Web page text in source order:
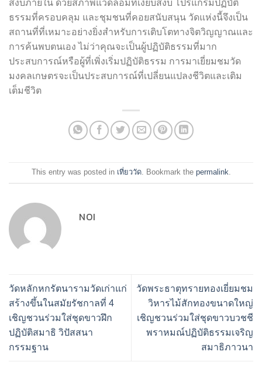
สงบภายใน ด้วยสภาพแวดล้อมที่เงียบสงบ โปรแกรมปฏิบัติ
ธรรมที่ครอบคลุม และชุมชนที่คอยสนับสนุน วัดแห่งนี้จึงเป็น
สถานที่ที่เหมาะอย่างยิ่งสำหรับการเติบโตทางจิตวิญญาณและ
การค้นพบตนเอง ไม่ว่าคุณจะเป็นผู้ปฏิบัติธรรมที่มาก
ประสบการณ์หรือผู้ที่เพิ่งเริ่มปฏิบัติธรรม การมาเยี่ยมชมวัด
มงคลเกษตรจะเป็นประสบการณ์ที่เปลี่ยนแปลงชีวิตและเติม
เต็มชีวิต
This entry was posted in เที่ยววัด. Bookmark the permalink
NOI
วัดหลักหกรัตนารามวัดเก่าแก่
สร้างขึ้นในสมัยรัชกาลที่ 4
เชิญชวนร่วมใส่ชุดขาวฝึก
ปฏิบัติสมาธิ วิปัสสนา
กรรมฐาน
วัดพระธาตุทรายทองเยี่ยมชม
วิหารไม้สักทองขนาดใหญ่
เชิญชวนร่วมใส่ชุดขาวบวชชี
พราหมณ์ปฏิบัติธรรมเจริญ
สมาธิภาวนา